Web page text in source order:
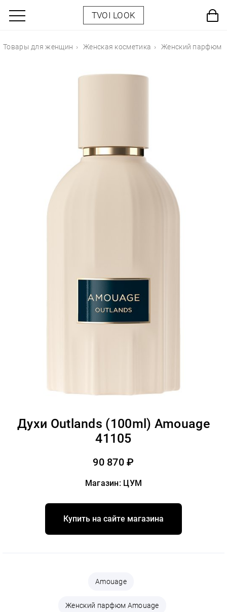
TVOI LOOK
Товары для женщин Женская косметика Женский парфюм
Духи Outlands (100ml) Amouage
41105
90 870 ₽
Магазин: ЦУМ
Купить на сайте магазина
Amouage
Женский парфюм Amouage